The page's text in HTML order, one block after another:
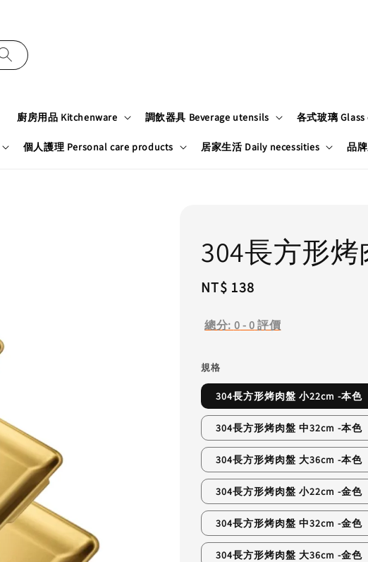
廚房用品 Kitchenware 調飲器具 Beverage utensils 各式玻璃
個人護理 Personal care products 居家生活 Daily necessities 品
304長方形烤
Regular
NT$ 138
總分: 0-0評價
規格
304長方形烤肉盤 小22cm -本色
304長方形烤肉盤 中32cm -本色
304長方形烤肉盤 大36cm -本色
304長方形烤肉盤 小22cm -金色
304長方形烤肉盤 中32cm -金色
304長方形烤肉盤 大36cm -金色